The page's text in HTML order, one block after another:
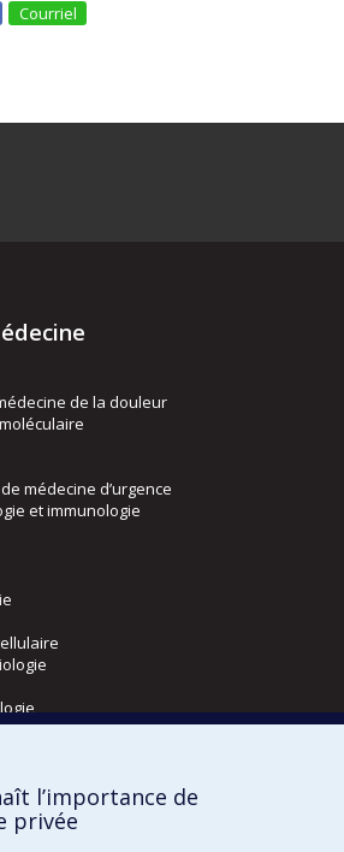
Courriel
de la douleur
médecine d’urgence
et immunologie
et médecine nucléaire
l’importance de
privée